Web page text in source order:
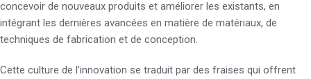
concevoir de nouveaux produits et améliorer les existants, en
intégrant les dernières avancées en matière de matériaux, de
techniques de fabrication et de conception.
Cette culture de l’innovation se traduit par des fraises qui offrent